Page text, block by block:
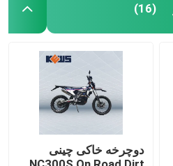
(16)
دوچرخه خاکی چینی